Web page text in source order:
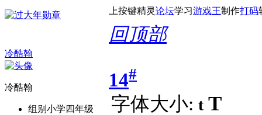
上按键精灵论坛学习游戏王制作打码
回顶部
冷酷翰
冷酷翰
组别 小学四年级
14#
字体大小: t T